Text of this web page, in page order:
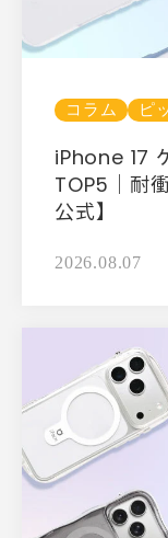
コラム ピ
iPhone 17
TOP5｜耐
公式】
2026.08.07